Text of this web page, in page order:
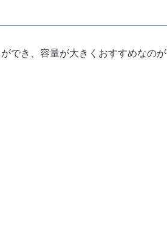
でき、容量が大きくおすすめなのが